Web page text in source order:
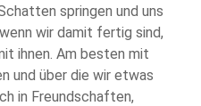
springen und uns
wir damit fertig sind,
ihnen. Am besten mit
und über die wir etwas
in Freundschaften,